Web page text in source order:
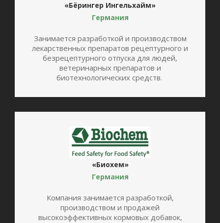
«Бёрингер Ингельхайм»
Германия
Занимается разработкой и производством
лекарственных препаратов рецептурного и
безрецептурного отпуска для людей,
ветеринарных препаратов и
биотехнологических средств.
«Биохем»
Германия
Компания занимается разработкой,
производством и продажей
высокоэффективных кормовых добавок,